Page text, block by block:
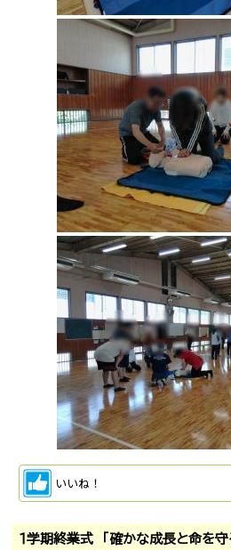
いいね！
１学期終業式 「確かな成長と命を守